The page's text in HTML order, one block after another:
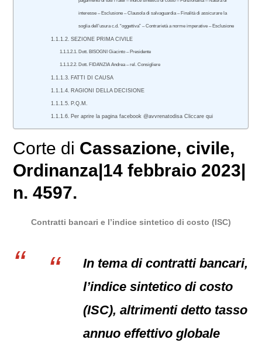
interesse – Esclusione – Clausola di salvaguardia – Finalità di assicurare la
soglia dell’usura c.d. “oggettiva” – Contrarietà a norme imperative – Esclusione
SEZIONE PRIMA CIVILE
Dott. BISOGNI Giacinto – Presidente
Dott. FIDANZIA Andrea – rel. Consigliere
FATTI DI CAUSA
RAGIONI DELLA DECISIONE
P.Q.M.
Per aprire la pagina facebook @avvrenatodisa Cliccare qui
Corte di Cassazione, civile,
Ordinanza|14 febbraio 2023|
n. 4597.
Contratti bancari e l’indice sintetico di costo (ISC)
In tema di contratti bancari,
l’indice sintetico di costo
(ISC), altrimenti detto tasso
annuo effettivo globale